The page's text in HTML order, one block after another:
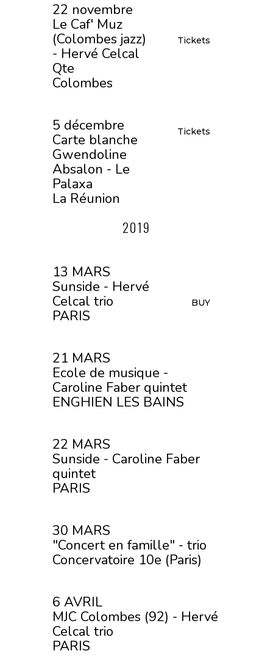
22 novembre
Le Caf' Muz
(Colombes jazz)
- Hervé Celcal
Qte
Colombes
Tickets
5 décembre
Carte blanche
Gwendoline
Absalon - Le
Palaxa
La Réunion
Tickets
2019
13 MARS
Sunside - Hervé
Celcal trio
PARIS
BUY
21 MARS
Ecole de musique -
Caroline Faber quintet
ENGHIEN LES BAINS
22 MARS
Sunside - Caroline Faber
quintet
PARIS
30 MARS
"Concert en famille" - trio
Concervatoire 10e (Paris)
6 AVRIL
MJC Colombes (92) - Hervé
Celcal trio
PARIS